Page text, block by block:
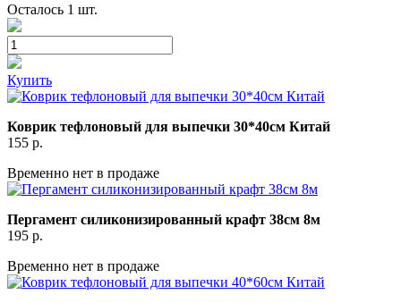
Осталось 1 шт.
Купить
Коврик тефлоновый для выпечки 30*40см Китай
155 р.
Временно нет в продаже
Пергамент силиконизированный крафт 38см 8м
195 р.
Временно нет в продаже